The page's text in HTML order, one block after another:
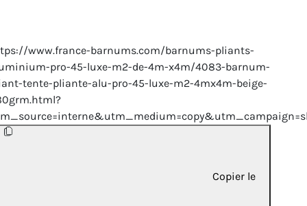
www.france-barnums.com/barnums-pliants-
pro-45-luxe-m2-de-4m-x4m/4083-barnum-
tente-pliante-alu-pro-45-luxe-m2-4mx4m-beige-
Copier le